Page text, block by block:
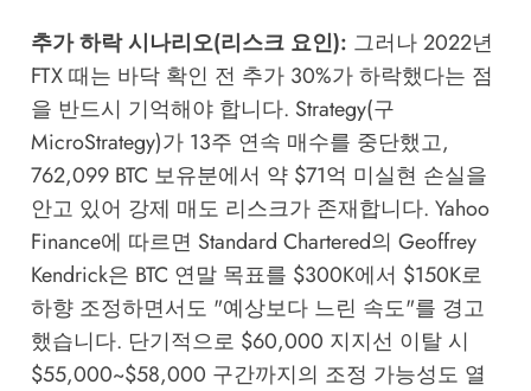
추가 하락 시나리오(리스크 요인): 그러나 2022년
FTX 때는 바닥 확인 전 추가 30%가 하락했다는 점
을 반드시 기억해야 합니다. Strategy(구
MicroStrategy)가 13주 연속 매수를 중단했고,
762,099 BTC 보유분에서 약 $71억 미실현 손실을
안고 있어 강제 매도 리스크가 존재합니다. Yahoo
Finance에 따르면 Standard Chartered의 Geoffrey
Kendrick은 BTC 연말 목표를 $300K에서 $150K로
하향 조정하면서도 "예상보다 느린 속도"를 경고
했습니다. 단기적으로 $60,000 지지선 이탈 시
$55,000~$58,000 구간까지의 조정 가능성도 열